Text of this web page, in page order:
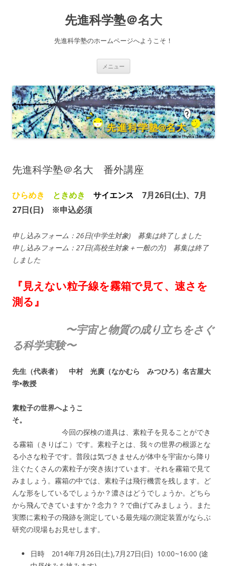
先進科学塾＠名大
先進科学塾のホームページへようこそ！
メニュー
ン
ツ
へ
ス
キ
ッ
プ
先進科学塾＠名大 番外講座
ひらめき ときめき サイエンス 7月26日(土)、7月
27日(日) ※申込必須
申し込みフォーム：26日(中学生対象) 募集は終了しました
申し込みフォーム：27日(高校生対象＋一般の方) 募集は終了
しました
『見えない粒子線を霧箱で見て、速さを
測る』
〜宇宙と物質の成り立ちをさぐ
る科学実験〜
先生（代表者） 中村 光廣（なかむら みつひろ）名古屋大
学•教授
素粒子の世界へようこ
そ。
今回の探検の道具は、素粒子を見ることができ
る霧箱（きりばこ）です。素粒子とは、我々の世界の根源とな
る小さな粒子です。普段は気づきませんが体中を宇宙から降り
注ぐたくさんの素粒子が突き抜けています。それを霧箱で見て
みましょう。霧箱の中では、素粒子は飛行機雲を残します。ど
んな形をしているでしょうか？濃さはどうでしょうか。どちら
から飛んできていますか？念力？？で曲げてみましょう。また
実際に素粒子の飛跡を測定している最先端の測定装置がならぶ
研究の現場もお見せします。
日時 2014年7月26日(土),7月27日(日) 10:00~16:00 (途